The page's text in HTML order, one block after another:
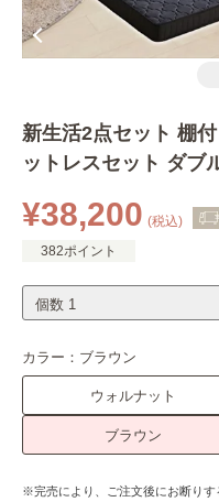
新生活2点セット 棚
ットレスセット ダブ
¥38,200 (税込)
382ポイント
カラー： ブラウン
ウォルナット
ブラウン
※完売により、ご注文後にお断りす